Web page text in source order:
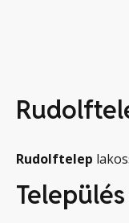
Rudolftelep